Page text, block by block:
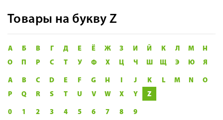
Товары на букву Z
А Б В Г Д Е Ё Ж З И Й К Л М
Н
О
П Р С Т У Ф Х Ц Ч Ш Щ Э Ю Я
A B C D E F G H I J K L M N
O
P
Q R S T U V W X Y Z
0 1 2 3 4 5 6 7 8 9